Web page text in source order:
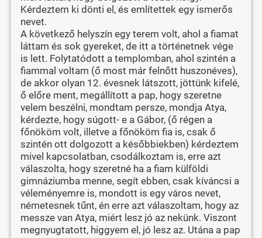
Kérdeztem ki dönti el, és említettek egy ismerős
nevet.
A következő helyszín egy terem volt, ahol a fiamat
láttam és sok gyereket, de itt a történetnek vége
is lett. Folytatódott a templomban, ahol szintén a
fiammal voltam (ő most már felnőtt huszonéves),
de akkor olyan 12. évesnek látszott, jöttünk kifelé,
ő előre ment, megállított a pap, hogy szeretne
velem beszélni, mondtam persze, mondja Atya,
kérdezte, hogy súgott- e a Gábor, (ő régen a
főnököm volt, illetve a főnököm fia is, csak ő
szintén ott dolgozott a későbbiekben) kérdeztem
mivel kapcsolatban, csodálkoztam is, erre azt
válaszolta, hogy szeretné ha a fiam külföldi
gimnáziumba menne, segít ebben, csak kíváncsi a
véleményemre is, mondott is egy város nevet,
németesnek tűnt, én erre azt válaszoltam, hogy az
messze van Atya, miért lesz jó az nekünk. Viszont
megnyugtatott, higgyem el, jó lesz az. Utána a pap